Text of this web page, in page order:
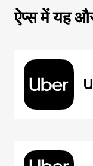
ऐप्स में यह